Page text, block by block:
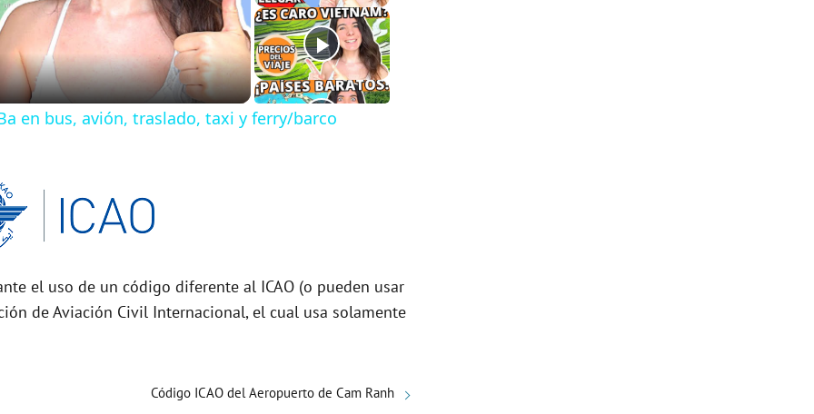
en bus, avión, traslado, taxi y ferry/barco
el uso de un código diferente al ICAO (o pueden usar
de Aviación Civil Internacional, el cual usa solamente
Código ICAO del Aeropuerto de Cam Ranh